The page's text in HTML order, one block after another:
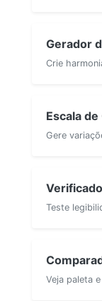
Gerador
Crie
Escala
Gere
Teste
Veja paleta